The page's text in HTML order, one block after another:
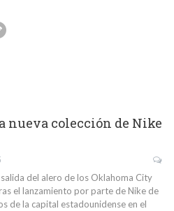
nueva colección de Nike
del alero de los Oklahoma City
el lanzamiento por parte de Nike de
de la capital estadounidense en el